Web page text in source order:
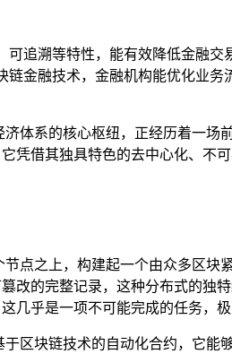
追溯等特性，能有效降低金融
金融技术，金融机构能优化业务
体系的核心枢纽，正经历着一
借其独具特色的去中心化、不
节点之上，构建起一个由众多区块
的完整记录，这种分布式的独
乎是一项不可能完成的任务，
区块链技术的自动化合约，它能